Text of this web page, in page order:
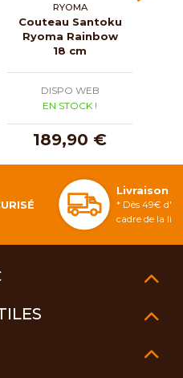
RYOMA
Couteau Santoku
Ryoma Rainbow
18 cm
DISPO WEB
EN STOCK !
189,90 €
Livraison
* Dès 49€
cadre de la